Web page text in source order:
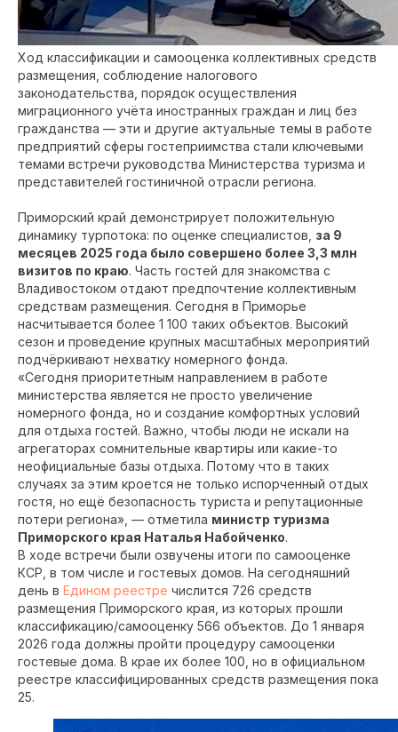
Ход классификации и самооценка коллективных средств
размещения, соблюдение налогового
законодательства, порядок осуществления
миграционного учёта иностранных граждан и лиц без
гражданства — эти и другие актуальные темы в работе
предприятий сферы гостеприимства стали ключевыми
темами встречи руководства Министерства туризма и
представителей гостиничной отрасли региона.
Приморский край демонстрирует положительную
динамику турпотока: по оценке специалистов, за 9
месяцев 2025 года было совершено более 3,3 млн
визитов по краю. Часть гостей для знакомства с
Владивостоком отдают предпочтение коллективным
средствам размещения. Сегодня в Приморье
насчитывается более 1 100 таких объектов. Высокий
сезон и проведение крупных масштабных мероприятий
подчёркивают нехватку номерного фонда.
«Сегодня приоритетным направлением в работе
министерства является не просто увеличение
номерного фонда, но и создание комфортных условий
для отдыха гостей. Важно, чтобы люди не искали на
агрегаторах сомнительные квартиры или какие-то
неофициальные базы отдыха. Потому что в таких
случаях за этим кроется не только испорченный отдых
гостя, но ещё безопасность туриста и репутационные
потери региона», — отметила министр туризма
Приморского края Наталья Набойченко.
В ходе встречи были озвучены итоги по самооценке
КСР, в том числе и гостевых домов. На сегодняшний
день в Едином реестре числится 726 средств
размещения Приморского края, из которых прошли
классификацию/самооценку 566 объектов. До 1 января
2026 года должны пройти процедуру самооценки
гостевые дома. В крае их более 100, но в официальном
реестре классифицированных средств размещения пока
25.